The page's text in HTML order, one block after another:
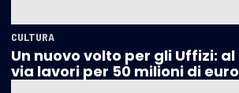
CULTURA
Un nuovo volto per gli Uffizi: al
via lavori per 50 milioni di euro